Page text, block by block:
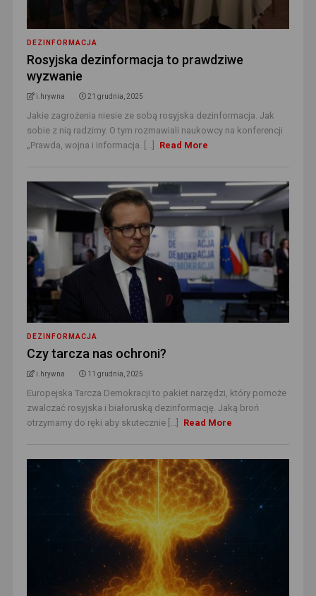
DEZINFORMACJA
Rosyjska dezinformacja to prawdziwe
wyzwanie
i.hrywna 21 grudnia, 2025
Jakie zagrożenia niesie ze sobą rosyjska dezinformacja. Jak
sobie z nią radzimy. O tym rozmawiali naukowcy na konferencji
„Prawda, wojna i informacja. [...]
Read More
DEZINFORMACJA
Czy tarcza nas ochroni?
i.hrywna 11 grudnia, 2025
Europejska Tarcza Demokracji to pakiet narzędzi, który pomoże
zwalczać rosyjska i białoruską dezinformację. Jaką broń
otrzymamy do ręki aby skutecznie [...]
Read More